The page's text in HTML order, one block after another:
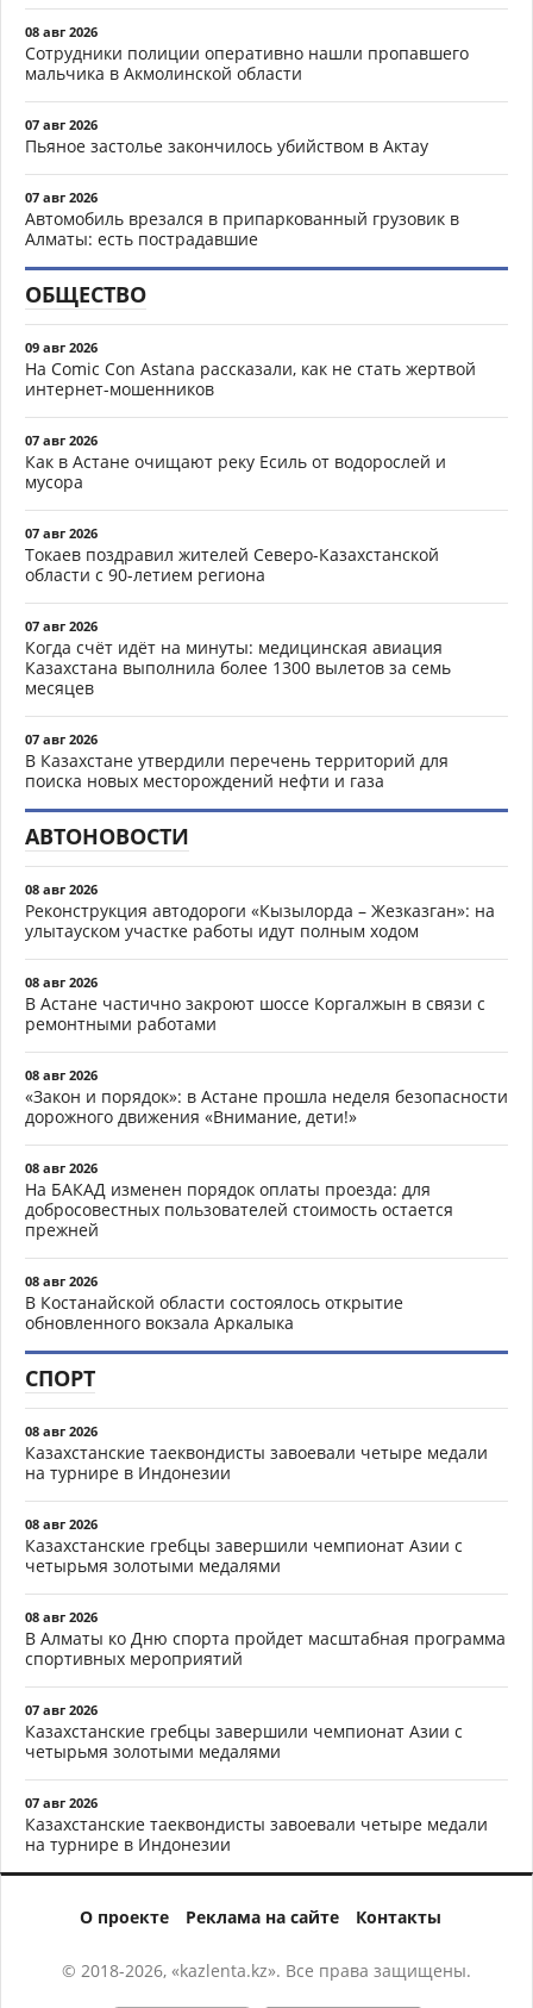
08 авг 2026
Сотрудники полиции оперативно нашли пропавшего
мальчика в Акмолинской области
07 авг 2026
Пьяное застолье закончилось убийством в Актау
07 авг 2026
Автомобиль врезался в припаркованный грузовик в
Алматы: есть пострадавшие
ОБЩЕСТВО
09 авг 2026
На Comic Con Astana рассказали, как не стать жертвой
интернет-мошенников
07 авг 2026
Как в Астане очищают реку Есиль от водорослей и
мусора
07 авг 2026
Токаев поздравил жителей Северо-Казахстанской
области с 90-летием региона
07 авг 2026
Когда счёт идёт на минуты: медицинская авиация
Казахстана выполнила более 1300 вылетов за семь
месяцев
07 авг 2026
В Казахстане утвердили перечень территорий для
поиска новых месторождений нефти и газа
АВТОНОВОСТИ
08 авг 2026
Реконструкция автодороги «Кызылорда – Жезказган»: на
улытауском участке работы идут полным ходом
08 авг 2026
В Астане частично закроют шоссе Коргалжын в связи с
ремонтными работами
08 авг 2026
«Закон и порядок»: в Астане прошла неделя безопасности
дорожного движения «Внимание, дети!»
08 авг 2026
На БАКАД изменен порядок оплаты проезда: для
добросовестных пользователей стоимость остается
прежней
08 авг 2026
В Костанайской области состоялось открытие
обновленного вокзала Аркалыка
СПОРТ
08 авг 2026
Казахстанские таеквондисты завоевали четыре медали
на турнире в Индонезии
08 авг 2026
Казахстанские гребцы завершили чемпионат Азии с
четырьмя золотыми медалями
08 авг 2026
В Алматы ко Дню спорта пройдет масштабная программа
спортивных мероприятий
07 авг 2026
Казахстанские гребцы завершили чемпионат Азии с
четырьмя золотыми медалями
07 авг 2026
Казахстанские таеквондисты завоевали четыре медали
на турнире в Индонезии
О проекте Реклама на сайте Контакты
© 2018-2026, «kazlenta.kz». Все права защищены.